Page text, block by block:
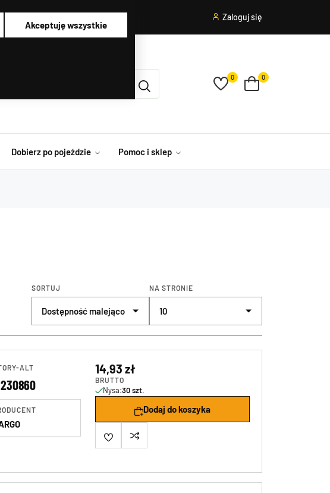
Akceptuję wszystkie
!
Zaloguj się
0 0
Dobierz po pojeździe Pomoc i sklep
SORTUJ NA STRONIE
ALT
230860
14,93 zł
BRUTTO
Nysa:30 szt.
Dodaj do koszyka